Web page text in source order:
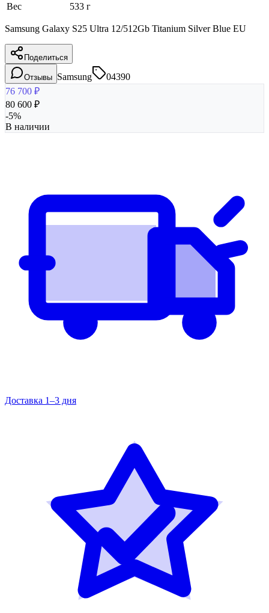
Вес 533 г
Samsung Galaxy S25 Ultra 12/512Gb Titanium Silver Blue EU
Поделиться
Отзывы Samsung
04390
76 700 ₽
80 600 ₽
-5%
В наличии
Доставка 1–3 дня